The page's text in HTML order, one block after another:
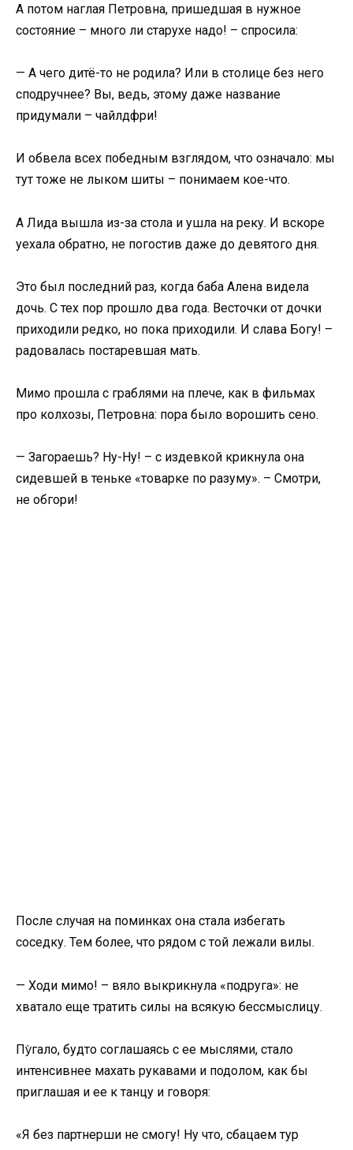
А потом наглая Петровна, пришедшая в нужное
состояние – много ли старухе надо! – спросила:
— А чего дитё-то не родила? Или в столице без него
сподручнее? Вы, ведь, этому даже название
придумали – чайлдфри!
И обвела всех победным взглядом, что означало: мы
тут тоже не лыком шиты – понимаем кое-что.
А Лида вышла из-за стола и ушла на реку. И вскоре
уехала обратно, не погостив даже до девятого дня.
Это был последний раз, когда баба Алена видела
дочь. С тех пор прошло два года. Весточки от дочки
приходили редко, но пока приходили. И слава Богу! –
радовалась постаревшая мать.
Мимо прошла с граблями на плече, как в фильмах
про колхозы, Петровна: пора было ворошить сено.
— Загораешь? Ну-Ну! – с издевкой крикнула она
сидевшей в теньке «товарке по разуму». – Смотри,
не обгори!
После случая на поминках она стала избегать
соседку. Тем более, что рядом с той лежали вилы.
— Ходи мимо! – вяло выкрикнула «подруга»: не
хватало еще тратить силы на всякую бессмыслицу.
Пу̀гало, будто соглашаясь с ее мыслями, стало
интенсивнее махать рукавами и подолом, как бы
приглашая и ее к танцу и говоря:
«Я без партнерши не смогу! Ну что, сбацаем тур